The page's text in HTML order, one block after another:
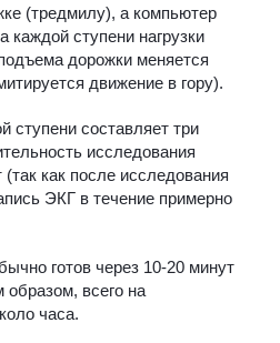
(тредмилу), а компьютер
каждой ступени нагрузки
дорожки меняется
движение в гору).
ступени составляет три
исследования
как после исследования
ЭКГ в течение примерно
готов через 10-20 минут
образом, всего на
часа.